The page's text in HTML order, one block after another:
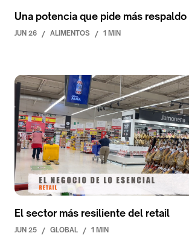
Una potencia que pide más respaldo
JUN 26 / ALIMENTOS / 1 MIN
El sector más resiliente del retail
JUN 25 / GLOBAL / 1 MIN